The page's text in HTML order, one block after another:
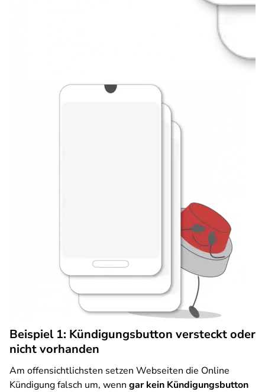
Beispiel 1: Kündigungsbutton versteckt oder
nicht vorhanden
Am offensichtlichsten setzen Webseiten die Online
Kündigung falsch um, wenn gar kein Kündigungsbutton